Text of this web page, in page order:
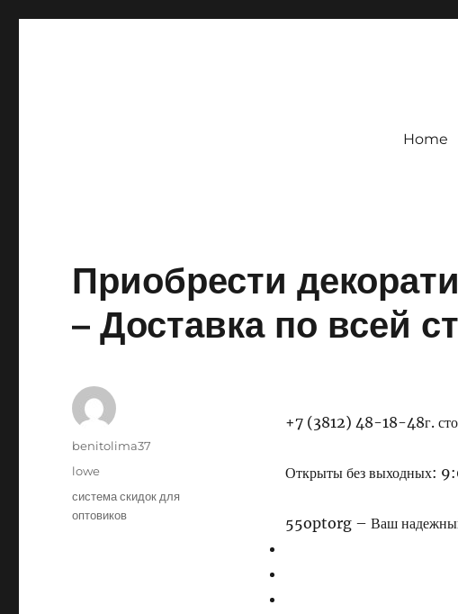
Home
Приобрести
– Доставка по всей
+7 (3812) 48-18-48г.
Открыты без выходных:
55optorg – Ваш надежный
Author
benitolima37
Posted
Categories
lowe
Tags
система скидок для
оптовиков